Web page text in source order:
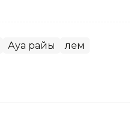
Ауа райы Әлем